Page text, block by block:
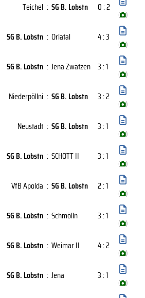
Teichel : SG B. Lobstn 0 : 2
( )
SG B. Lobstn : Orlatal 4 : 3
( )
SG B. Lobstn : Jena Zwätzen 3 : 1
( )
Niederpöllni : SG B. Lobstn 3 : 2
( )
Neustadt : SG B. Lobstn 3 : 1
( )
SG B. Lobstn : SCHOTT II 3 : 1
( )
VfB Apolda : SG B. Lobstn 2 : 1
( )
SG B. Lobstn : Schmölln 3 : 1
( )
SG B. Lobstn : Weimar II 4 : 2
( )
SG B. Lobstn : Jena 3 : 1
( )